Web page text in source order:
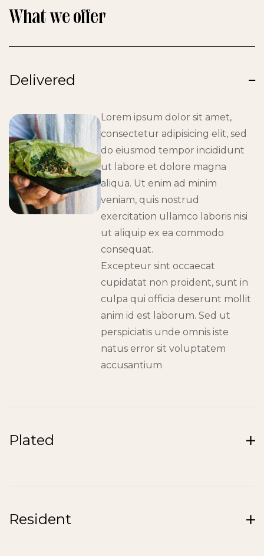
What we offer
Delivered
Lorem ipsum dolor sit amet,
consectetur adipisicing elit, sed
do eiusmod tempor incididunt
ut labore et dolore magna
aliqua. Ut enim ad minim
veniam, quis nostrud
exercitation ullamco laboris nisi
ut aliquip ex ea commodo
consequat.
Excepteur sint occaecat
cupidatat non proident, sunt in
culpa qui officia deserunt mollit
anim id est laborum. Sed ut
perspiciatis unde omnis iste
natus error sit voluptatem
accusantium
Plated
Resident